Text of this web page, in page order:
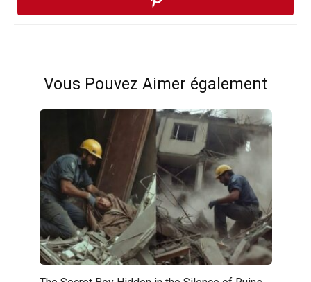
Vous Pouvez Aimer également